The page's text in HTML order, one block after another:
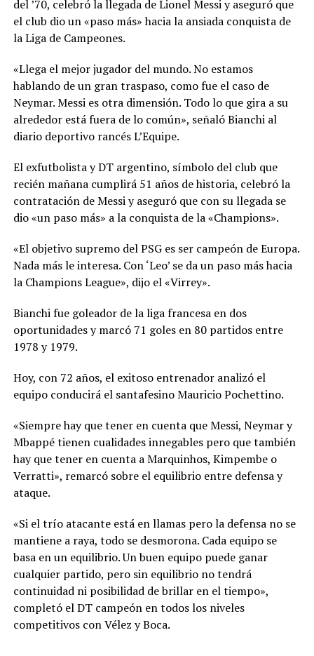
del ’70, celebró la llegada de Lionel Messi y aseguró que
el club dio un «paso más» hacia la ansiada conquista de
la Liga de Campeones.
«Llega el mejor jugador del mundo. No estamos
hablando de un gran traspaso, como fue el caso de
Neymar. Messi es otra dimensión. Todo lo que gira a su
alrededor está fuera de lo común», señaló Bianchi al
diario deportivo rancés L’Equipe.
El exfutbolista y DT argentino, símbolo del club que
recién mañana cumplirá 51 años de historia, celebró la
contratación de Messi y aseguró que con su llegada se
dio «un paso más» a la conquista de la «Champions».
«El objetivo supremo del PSG es ser campeón de Europa.
Nada más le interesa. Con ‘Leo’ se da un paso más hacia
la Champions League», dijo el «Virrey».
Bianchi fue goleador de la liga francesa en dos
oportunidades y marcó 71 goles en 80 partidos entre
1978 y 1979.
Hoy, con 72 años, el exitoso entrenador analizó el
equipo conducirá el santafesino Mauricio Pochettino.
«Siempre hay que tener en cuenta que Messi, Neymar y
Mbappé tienen cualidades innegables pero que también
hay que tener en cuenta a Marquinhos, Kimpembe o
Verratti», remarcó sobre el equilibrio entre defensa y
ataque.
«Si el trío atacante está en llamas pero la defensa no se
mantiene a raya, todo se desmorona. Cada equipo se
basa en un equilibrio. Un buen equipo puede ganar
cualquier partido, pero sin equilibrio no tendrá
continuidad ni posibilidad de brillar en el tiempo»,
completó el DT campeón en todos los niveles
competitivos con Vélez y Boca.